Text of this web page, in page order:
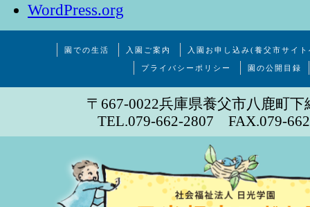
WordPress.org
園での生活 入園ご案内 入園お申し込み(養父市サイ
プライバシーポリシー 園の公開目録
〒667-0022兵庫県養父市八鹿町下
TEL.079-662-2807 FAX.079-